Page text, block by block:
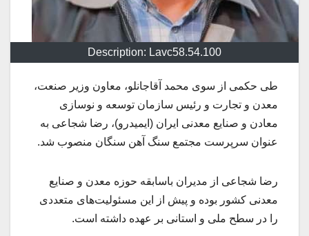
Description: Lavc58.54.100
طی حکمی از سوی محمد آقاجانلو، معاون وزیر صنعت،
معدن و تجارت و رئیس سازمان توسعه و نوسازی
معادن و صنایع معدنی ایران (ایمیدرو)، رضا شجاعی به
عنوان سرپرست مجتمع سنگ آهن سنگان منصوب شد.
رضا شجاعی از مدیران باسابقه حوزه معدن و صنایع
معدنی کشور بوده و پیش از این مسئولیت‌های متعددی
را در سطح ملی و استانی بر عهده داشته است.